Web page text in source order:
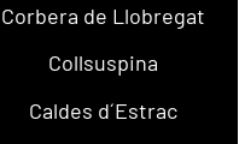
Corbera de Llobregat
Collsuspina
Caldes d´Estrac